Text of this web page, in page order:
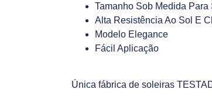
Tamanho Sob Medida Para
Alta Resistência Ao Sol E
Modelo Elegance
Fácil Aplicação
Única fábrica de soleiras